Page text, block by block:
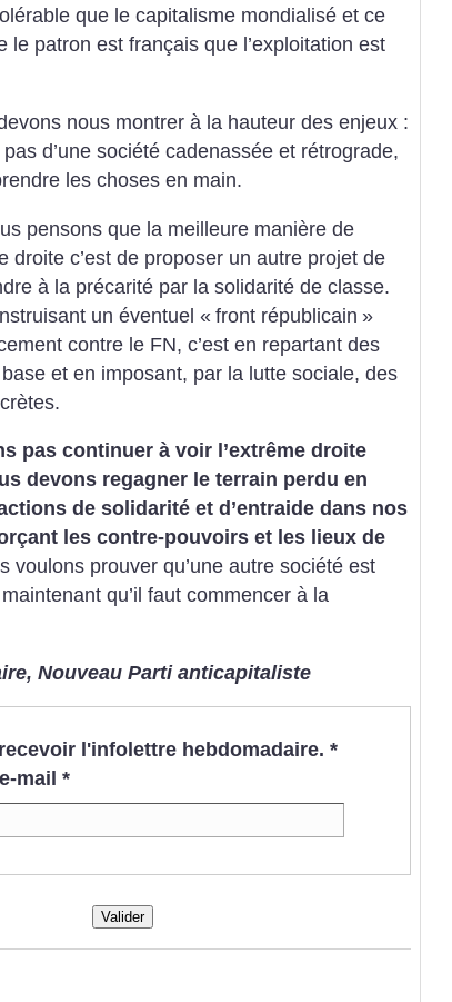
que le capitalisme mondialisé et ce
le patron est français que l’exploitation est
nous montrer à la hauteur des enjeux :
d’une société cadenassée et rétrograde,
les choses en main.
pensons que la meilleure manière de
droite c’est de proposer un autre projet de
à la précarité par la solidarité de classe.
un éventuel « front républicain »
contre le FN, c’est en repartant des
et en imposant, par la lutte sociale, des
pas continuer à voir l’extrême droite
devons regagner le terrain perdu en
de solidarité et d’entraide dans nos
les contre-pouvoirs et les lieux de
voulons prouver qu’une autre société est
qu’il faut commencer à la
Nouveau Parti anticapitaliste
l'infolettre hebdomadaire. *
mail *
Valider